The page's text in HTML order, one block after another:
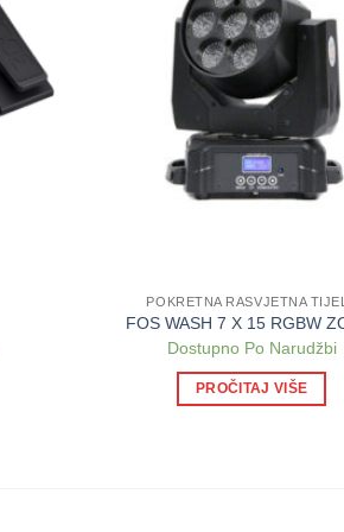
POKRETNA RASVJETNA
FOS WASH 7 X 15 RGBW
Dostupno Po Narudžbi
PROČITAJ VIŠE